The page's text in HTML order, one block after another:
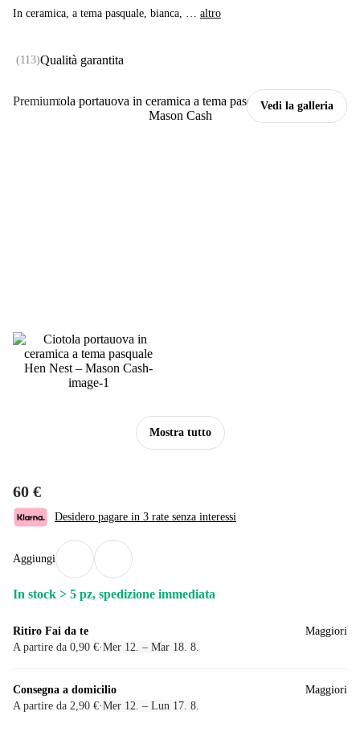
Vedi la galleria
Mostra tutto
Premium
In ceramica, a tema pasquale, bianca, … altro
(113)Qualità garantita
60 €
Desidero pagare in 3 rate senza interessi
Aggiungi
In stock > 5 pz, spedizione immediata
Ritiro Fai da te
A partire da 0,90 €·Mer 12. – Mar 18. 8.
Maggiori
Consegna a domicilio
A partire da 2,90 €·Mer 12. – Lun 17. 8.
Maggiori